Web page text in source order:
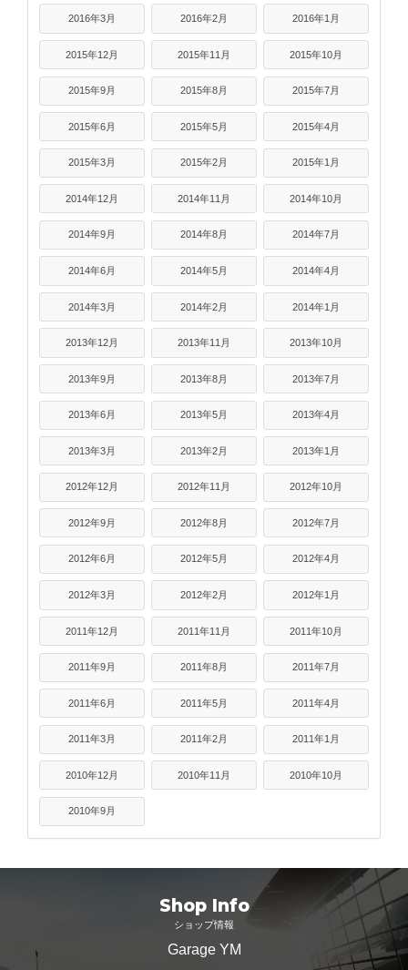
2016年3月 2016年2月 2016年1月
2015年12月 2015年11月 2015年10月
2015年9月 2015年8月 2015年7月
2015年6月 2015年5月 2015年4月
2015年3月 2015年2月 2015年1月
2014年12月 2014年11月 2014年10月
2014年9月 2014年8月 2014年7月
2014年6月 2014年5月 2014年4月
2014年3月 2014年2月 2014年1月
2013年12月 2013年11月 2013年10月
2013年9月 2013年8月 2013年7月
2013年6月 2013年5月 2013年4月
2013年3月 2013年2月 2013年1月
2012年12月 2012年11月 2012年10月
2012年9月 2012年8月 2012年7月
2012年6月 2012年5月 2012年4月
2012年3月 2012年2月 2012年1月
2011年12月 2011年11月 2011年10月
2011年9月 2011年8月 2011年7月
2011年6月 2011年5月 2011年4月
2011年3月 2011年2月 2011年1月
2010年12月 2010年11月 2010年10月
2010年9月
Shop Info
ショップ情報
Garage YM